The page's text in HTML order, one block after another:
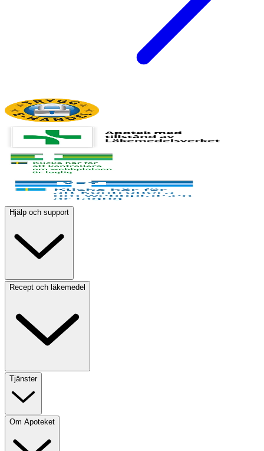
Hjälp och support
Recept och läkemedel
Tjänster
Om Apoteket